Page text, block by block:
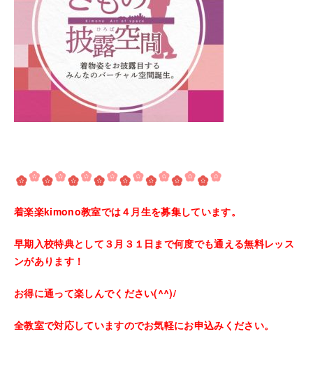
着楽楽kimono教室では４月生を募集しています。
早期入校特典として３月３１日まで何度でも通える無料レッス
ンがあります！
お得に通って楽しんでください(^^)/
全教室で対応していますのでお気軽にお申込みください。